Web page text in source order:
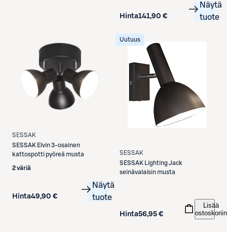
Hinta141,90 €
Näytä
tuote
SESSAK
SESSAK Elvin 3-osainen
kattospotti pyöreä musta
2 väriä
Hinta49,90 €
Näytä
tuote
Uutuus
SESSAK
SESSAK Lighting Jack
seinävalaisin musta
Hinta56,95 €
Lisää
ostoskoriin